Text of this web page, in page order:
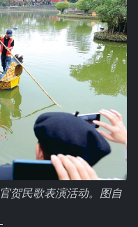
贺民歌表演活动。图自